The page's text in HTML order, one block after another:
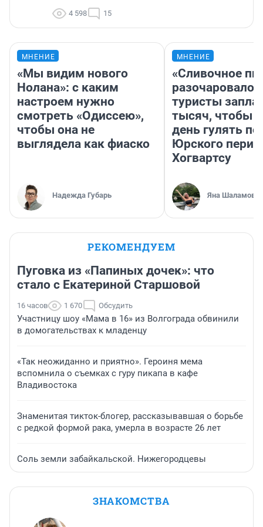
4 598 15
МНЕНИЕ
«Мы видим нового
Нолана»: с каким
настроем нужно
смотреть «Одиссею»,
чтобы она не
выглядела как фиаско
Надежда Губарь
МНЕНИЕ
«Сливочное
разочаровало»:
туристы
тысяч, чтобы
день гулять по
Юрского
Хогвартсу
Яна Шаламова
РЕКОМЕНДУЕМ
Пуговка из «Папиных дочек»: что
стало с Екатериной Старшовой
16 часов 1 670 Обсудить
Участницу шоу «Мама в 16» из Волгограда обвинили
в домогательствах к младенцу
«Так неожиданно и приятно». Героиня мема
вспомнила о съемках с гуру пикапа в кафе
Владивостока
Знаменитая тикток-блогер, рассказывавшая о борьбе
с редкой формой рака, умерла в возрасте 26 лет
Соль земли забайкальской. Нижегородцевы
ЗНАКОМСТВА